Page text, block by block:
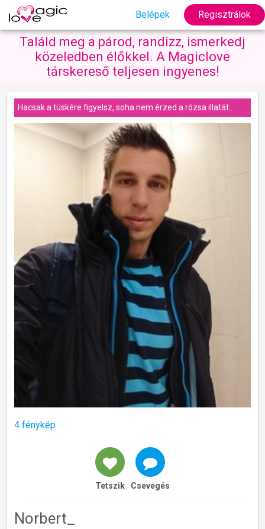
Belépek Regisztrálok
Találd meg a párod, randizz, ismerkedj
közeledben élőkkel. A Magiclove
társkereső teljesen ingyenes!
Hacsak a tüskére figyelsz, soha nem érzed a rózsa illatát..
4 fénykép
Tetszik Csevegés
Norbert_